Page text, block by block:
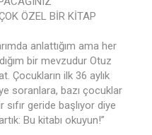
ÖZEL BİR KİTAP
anlattığım ama her
bir mevzudur Otuz
Çocukların ilk 36 aylık
soranlara, bazı çocuklar
geride başlıyor diye
Bu kitabı okuyun!”